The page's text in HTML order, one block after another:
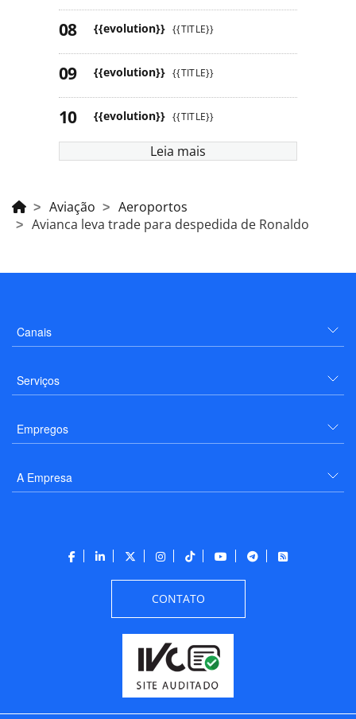
{{evolution}} {{TITLE}}
{{evolution}} {{TITLE}}
{{evolution}} {{TITLE}}
Leia mais
Aviação
Aeroportos
Avianca leva trade para despedida de Ronaldo
Canais
Serviços
Empregos
A Empresa
CONTATO